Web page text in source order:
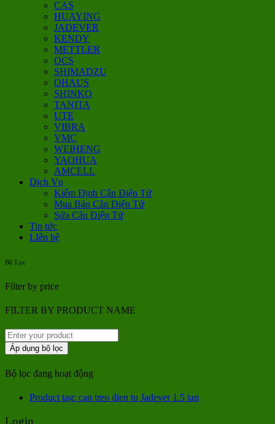
CAS
HUAYING
JADEVER
KENDY
METTLER
OCS
SHIMADZU
OHAUS
SHINKO
TANITA
UTE
VIBRA
VMC
WEIHENG
YAOHUA
AMCELL
Dịch Vụ
Kiểm Định Cân Điện Tử
Mua Bán Cân Điện Tử
Sửa Cân Điện Tử
Tin tức
LIên hệ
Bộ Lọc
Filter by price
FILTER BY PRODUCT NAME
Áp dụng bộ lọc
Bộ lọc đang hoạt động
Product tag: can treo dien tu Jadever 1.5 tan
Login